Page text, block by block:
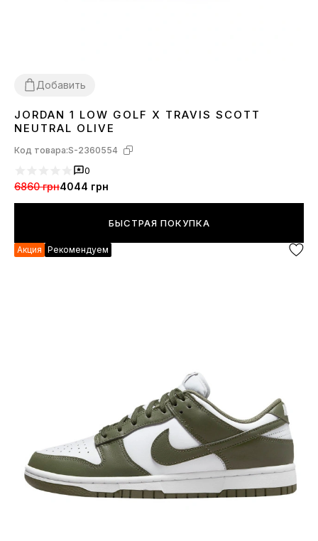
Добавить
364245
JORDAN 1 LOW GOLF X TRAVIS SCOTT
NEUTRAL OLIVE
Код товара:S-2360554
0
6860 грн4044 грн
БЫСТРАЯ ПОКУПКА
Акция Рекомендуем